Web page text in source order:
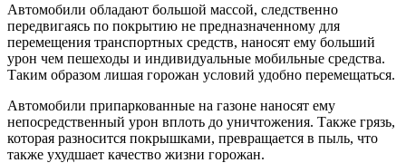
Автомобили обладают большой массой, следственно
передвигаясь по покрытию не предназначенному для
перемещения транспортных средств, наносят ему больший
урон чем пешеходы и индивидуальные мобильные средства.
Таким образом лишая горожан условий удобно перемещаться.
Автомобили припаркованные на газоне наносят ему
непосредственный урон вплоть до уничтожения. Также грязь,
которая разносится покрышками, превращается в пыль, что
также ухудшает качество жизни горожан.